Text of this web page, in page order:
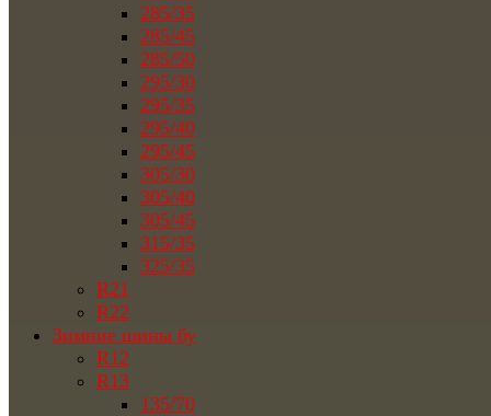
285/35
285/45
285/50
295/30
295/35
295/40
295/45
305/30
305/40
305/45
315/35
325/35
R21
R22
Зимние шины бу
R12
R13
135/70